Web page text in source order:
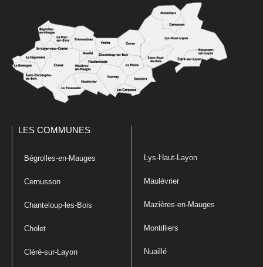
LES COMMUNES
Bégrolles-en-Mauges
Cernusson
Chanteloup-les-Bois
Cholet
Cléré-sur-Layon
Lys-Haut-Layon
Maulévrier
Mazières-en-Mauges
Montilliers
Nuaillé